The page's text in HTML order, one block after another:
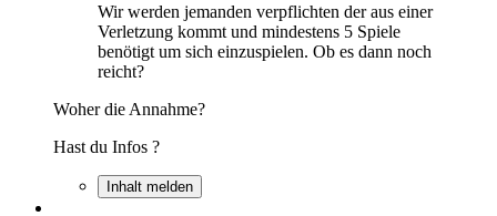
Wir werden jemanden verpflichten der aus einer
Verletzung kommt und mindestens 5 Spiele
benötigt um sich einzuspielen. Ob es dann noch
reicht?
Woher die Annahme?
Hast du Infos ?
Inhalt melden